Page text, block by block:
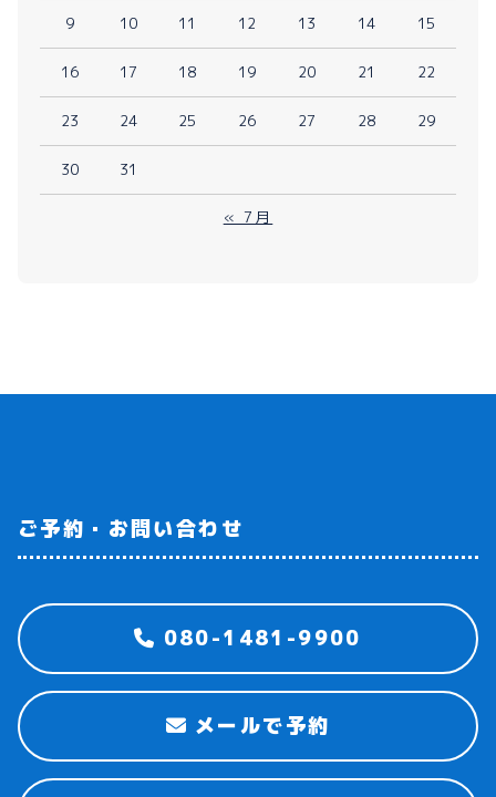
9 10 11 12 13 14 15
16 17 18 19 20 21 22
23 24 25 26 27 28 29
30 31
« 7月
ご予約・お問い合わせ
080-1481-9900
メールで予約